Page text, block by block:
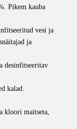
Pikem kauba
vesi ja
ja
desinfitseeritav
kalad.
kloori maitseta,